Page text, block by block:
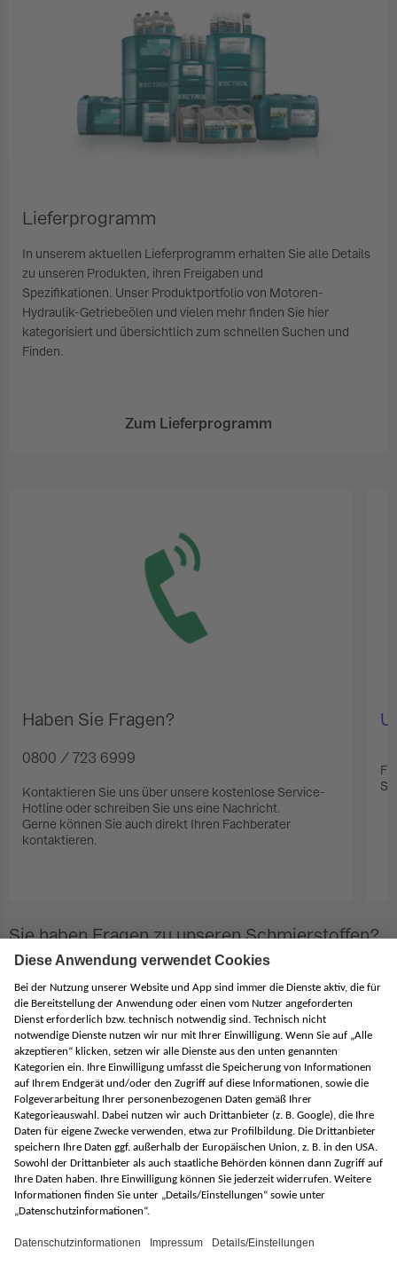
Lieferprogramm
In unserem aktuellen Lieferprogramm erhalten Sie alle Details
zu unseren Produkten, ihren Freigaben und
Spezifikationen. Unser Produktportfolio von Motoren-
Hydraulik-Getriebeölen und vielen mehr finden Sie hier
kategorisiert und übersichtlich zum schnellen Suchen und
Finden.
Zum Lieferprogramm
Haben Sie Fragen?
0800 / 723 6999
Kontaktieren Sie uns über unsere kostenlose Service-
Hotline oder schreiben Sie uns eine Nachricht.
Gerne können Sie auch direkt Ihren Fachberater
kontaktieren.
Sie haben Fragen zu unseren Schmierstoffen?
Kontaktieren Sie uns gerne! Unsere Fachexperten melden sich bei
in Kürze bei Ihnen.
mit * gekennzeichnete Felder sind Pflichtfelder
Ihr Name
E-Mail
Ihr Anliegen